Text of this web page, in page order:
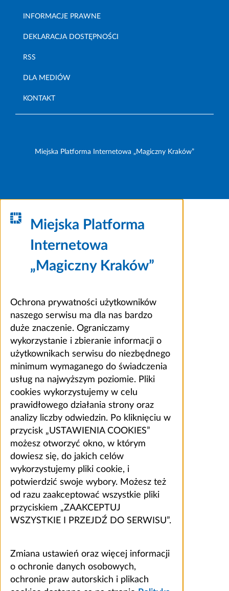
INFORMACJE PRAWNE
DEKLARACJA DOSTĘPNOŚCI
RSS
DLA MEDIÓW
KONTAKT
Miejska Platforma Internetowa „Magiczny Kraków”
Miejska Platforma
Internetowa
„Magiczny Kraków”
Ochrona prywatności użytkowników
naszego serwisu ma dla nas bardzo
duże znaczenie. Ograniczamy
wykorzystanie i zbieranie informacji o
użytkownikach serwisu do niezbędnego
minimum wymaganego do świadczenia
usług na najwyższym poziomie. Pliki
cookies wykorzystujemy w celu
prawidłowego działania strony oraz
analizy liczby odwiedzin. Po kliknięciu w
przycisk „USTAWIENIA COOKIES”
możesz otworzyć okno, w którym
dowiesz się, do jakich celów
wykorzystujemy pliki cookie, i
potwierdzić swoje wybory. Możesz też
od razu zaakceptować wszystkie pliki
przyciskiem „ZAAKCEPTUJ
WSZYSTKIE I PRZEJDŹ DO SERWISU”.
Zmiana ustawień oraz więcej informacji
o ochronie danych osobowych,
ochronie praw autorskich i plikach